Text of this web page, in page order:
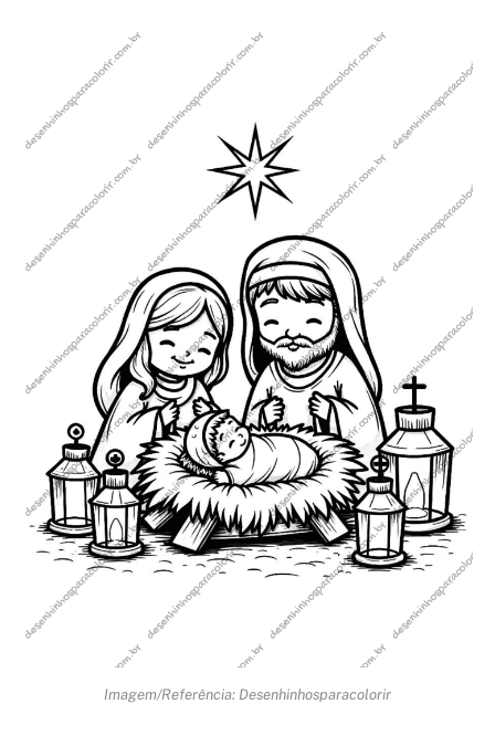
Imagem/Referência: Desenhinhosparacolorir